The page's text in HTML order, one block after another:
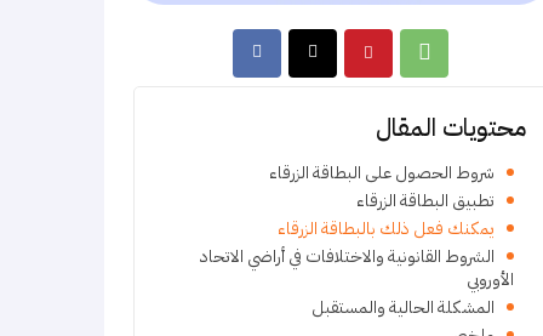
محتويات المقال
شروط الحصول على البطاقة الزرقاء
تطبيق البطاقة الزرقاء
يمكنك فعل ذلك بالبطاقة الزرقاء
الشروط القانونية والاختلافات في أراضي الاتحاد
الأوروبي
المشكلة الحالية والمستقبل